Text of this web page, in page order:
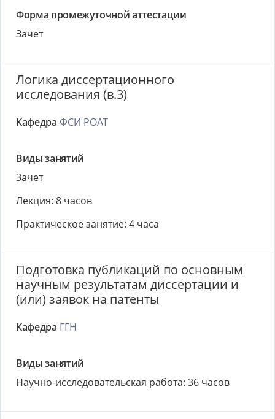
Форма промежуточной аттестации
Зачет
Логика диссертационного
исследования (в.3)
Кафедра ФСИ РОАТ
Виды занятий
Зачет
Лекция: 8 часов
Практическое занятие: 4 часа
Подготовка публикаций по основным
научным результатам диссертации и
(или) заявок на патенты
Кафедра ГГН
Виды занятий
Научно-исследовательская работа: 36 часов